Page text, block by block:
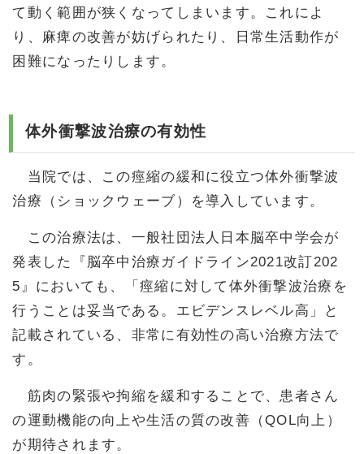
て動く範囲が狭くなってしまいます。これによ
り、麻痺の改善が妨げられたり、日常生活動作が
困難になったりします。
体外衝撃波治療の有効性
当院では、この痙縮の緩和に役立つ体外衝撃波
治療（ショックウェーブ）を導入しています。
この治療法は、一般社団法人日本脳卒中学会が
発表した『脳卒中治療ガイドライン2021改訂202
5』においても、「痙縮に対して体外衝撃波治療を
行うことは妥当である。エビデンスレベル高」と
記載されている、非常に有効性の高い治療方法で
す。
筋肉の緊張や拘縮を緩和することで、患者さん
の運動機能の向上や生活の質の改善（QOL向上）
が期待されます。